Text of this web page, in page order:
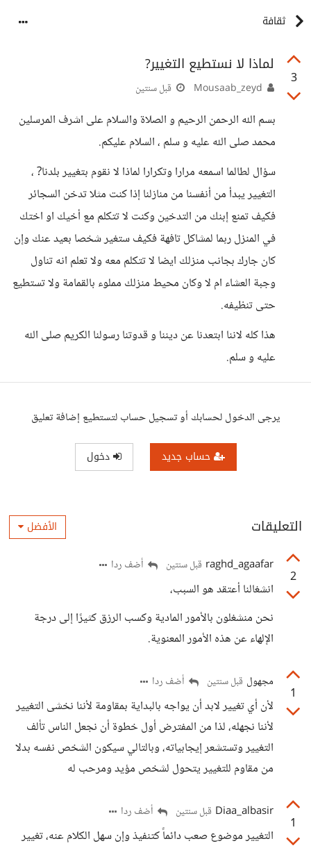
ثقافة
3
لماذا لا نستطيع التغيير?
قبل سنتين
بسم الله الرحمن الرحيم و الصلاة والسلام على اشرف المرسلين
محمد صلى الله عليه و سلم ، السلام عليكم.
سؤال لطالما اسمعه مرارا وتكرارا لماذا لا نقوم بتغيير بلدنا? ،
التغيير يبدأ من أنفسنا من منازلنا إذا كنت مثلا تدخن السجائر
فكيف تمنع إبنك من التدخين وكنت لا تتكلم مع أخيك او اختك
في المنزل ربما لمشاكل تافهة فكيف ستغير شخصا بعيد عنك وإن
كان جارك بجانب منزلك ايضا لا تتكلم معه ولا تعلم انه تناول
وجبة العشاء ام لا وكان محيط منزلك مملوء بالقمامة ولا تستطيع
حتى تنظيفه.
هذا كله لاننا ابتعدنا عن ديننا و قدوتنا رسولنا الكريم صلى الله
عليه و سلم.
يرجى الدخول لحسابك أو تسجيل حساب لتستطيع إضافة تعليق
حساب جديد دخول
التعليقات الأفضل
2
raghd_agaafar قبل سنتين أضف ردا
انشغالنا أعتقد هو السبب،
نحن منشغلون بالأمور المادية وكسب الرزق كثيرًا إلى درجة
الإلهاء عن هذه الأمور المعنوية.
1
مجهول قبل سنتين أضف ردا
لأن أي تغيير لابد أن يواجه بالبداية بمقاومة لأننا نخشى التغيير
لأننا نجهله، لذا من المفترض أول خطوة أن نجعل الناس تألف
التغيير وتستشعر إيجابياته، وبالتالي سيكون الشخص نفسه بدلا
من مقاوم للتغيير يتحول لشخص مؤيد ومرحب له
1
Diaa_albasir قبل سنتين أضف ردا
التغيير موضوع صعب دائماً كتنفيذ وإن سهل الكلام عنه، تغيير